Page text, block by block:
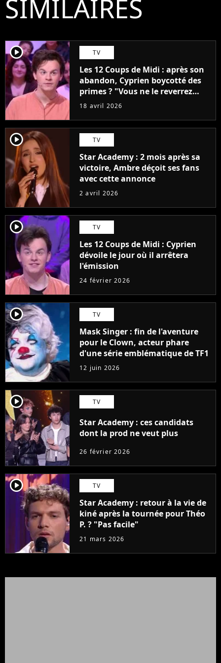
SIMILAIRES
player2 TV
Les 12 Coups de Midi : après son
abandon, Cyprien boycotté des
primes ? "Vous ne le reverrez
plus"
18 avril 2026
player2 TV
Star Academy : 2 mois après sa
victoire, Ambre déçoit ses fans
avec cette annonce
2 avril 2026
player2 TV
Les 12 Coups de Midi : Cyprien
dévoile le jour où il arrêtera
l'émission
24 février 2026
player2 TV
Mask Singer : fin de l'aventure
pour le Clown, acteur phare
d'une série emblématique de TF1
12 juin 2026
player2 TV
Star Academy : ces candidats
dont la prod ne veut plus
26 février 2026
player2 TV
Star Academy : retour à la vie de
kiné après la tournée pour Théo
P. ? "Pas facile"
21 mars 2026